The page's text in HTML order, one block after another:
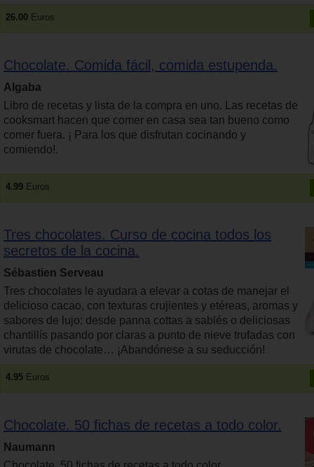
26.00 Euros
Chocolate. Comida fácil, comida estupenda.
Algaba
Libro de recetas y lista de la compra en uno. Las recetas de
cooksmart hacen que comer en casa sea tan bueno como
comer fuera. ¡ Para los que disfrutan cocinando y
comiendo!.
4.99 Euros
Tres chocolates. Curso de cocina todos los
secretos de la cocina.
Sébastien Serveau
Tres chocolates le ayudara a elevar a cotas de manejar el
delicioso cacao, con texturas crujientes y etéreas, aromas y
sabores de lujo: desde panna cottas a sablés o deliciosas
chantillís pasando por claras a punto de nieve trufadas con
virutas de chocolate… ¡Abandónese a su seducción!
4.95 Euros
Chocolate. 50 fichas de recetas a todo color.
Naumann